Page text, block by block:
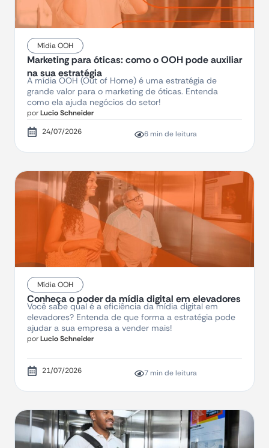
Mídia OOH
Marketing para óticas: como o OOH pode auxiliar
na sua estratégia
A mídia OOH (Out of Home) é uma estratégia de
grande valor para o marketing de óticas. Entenda
como ela ajuda negócios do setor!
porLucio Schneider
24/07/2026
6 min de leitura
Mídia OOH
Conheça o poder da mídia digital em elevadores
Você sabe qual é a eficiência da mídia digital em
elevadores? Entenda de que forma a estratégia pode
ajudar a sua empresa a vender mais!
porLucio Schneider
21/07/2026 7 min de leitura